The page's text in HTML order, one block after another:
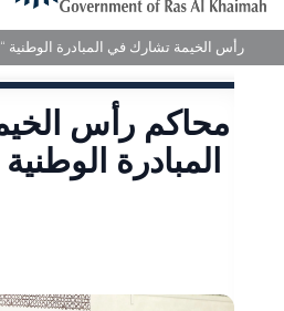
محاكم رأس
المبادرة